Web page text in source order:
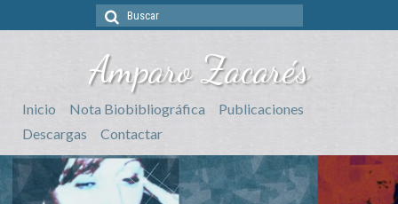
Buscar
Amparo Zacarés
Inicio Nota Biobibliográfica
Publicaciones
Descargas
Contactar